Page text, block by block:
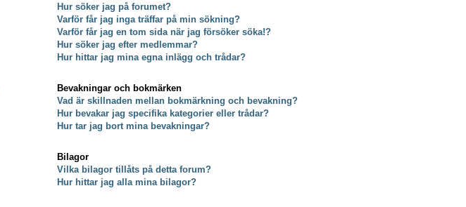
Hur söker jag på forumet?
Varför får jag inga träffar på min sökning?
Varför får jag en tom sida när jag försöker söka!?
Hur söker jag efter medlemmar?
Hur hittar jag mina egna inlägg och trådar?
Bevakningar och bokmärken
Vad är skillnaden mellan bokmärkning och bevakning?
Hur bevakar jag specifika kategorier eller trådar?
Hur tar jag bort mina bevakningar?
Bilagor
Vilka bilagor tillåts på detta forum?
Hur hittar jag alla mina bilagor?